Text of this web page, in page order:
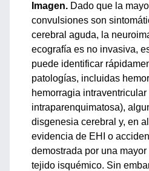
Imagen. Dado que la
convulsiones son
cerebral aguda, la
ecografía es no invasiva,
puede identificar
patologías, incluidas
hemorragia intraventricular
intraparenquimatosa),
disgenesia cerebral y, en
evidencia de EHI o
demostrada por una
tejido isquémico. Sin